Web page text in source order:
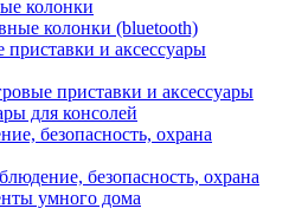
колонки
колонки (bluetooth)
и аксессуары
приставки и аксессуары
для консолей
безопасность, охрана
безопасность, охрана
умного дома